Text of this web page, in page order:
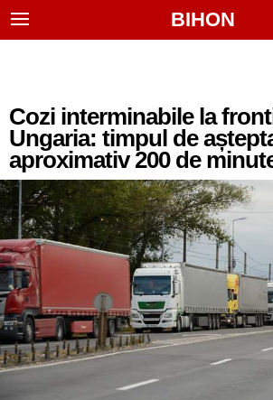
BIHON
Cozi interminabile la
Ungaria: timpul de
aproximativ 200 de